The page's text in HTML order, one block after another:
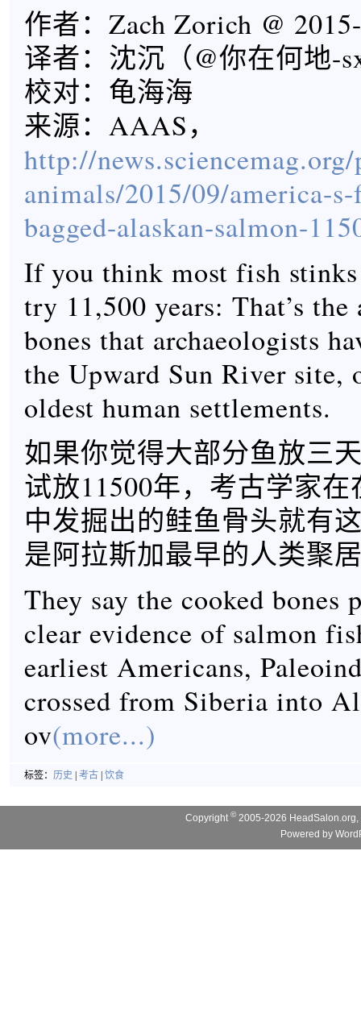
作者：Zach Zorich @
译者：沈沉（@你在何地-
校对：龟海海
来源：AAAS，
http://
animals/2015/09/america-
bagged-alaskan-salmon-
If you think most fish
try 11,500 years: That’s the
bones that archaeologists
the Upward Sun River site,
oldest human settlements.
如果你觉得大部分鱼放三
试放11500年，考古学家
中发掘出的鲑鱼骨头就有
是阿拉斯加最早的人类聚
They say the cooked bones
clear evidence of salmon
earliest Americans,
crossed from Siberia into
ov(more...)
标签： 历史 考古 饮食
Copyright© 2005-2026
Powered by